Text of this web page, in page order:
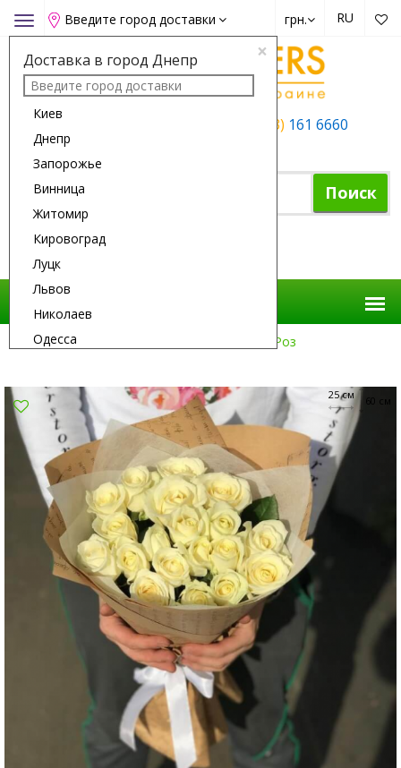
Toggle
navigation
Введите город доставки
×
Доставка в город Днепр
Киев
Днепр
Запорожье
Винница
Житомир
Кировоград
Луцк
Львов
Николаев
Одесса
Ровно
Сумы
Харьков
Херсон
RU
грн.
+38 (050) +38 (063) 161 6660
Поиск
Доставка Цветов 19 Белых Роз
60 см
25 см